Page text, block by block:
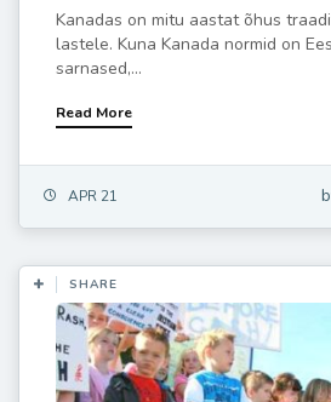
Kanadas on mitu aastat õhus
lastele. Kuna Kanada normid on
sarnased,...
Read More
APR 21
SHARE